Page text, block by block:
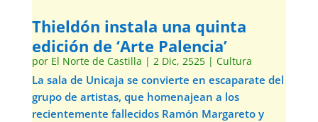
Thieldón instala una quinta
edición de ‘Arte Palencia’
por El Norte de Castilla | 2 Dic, 2525| Cultura
La sala de Unicaja se convierte en escaparate del
grupo de artistas, que homenajean a los
recientemente fallecidos Ramón Margareto y